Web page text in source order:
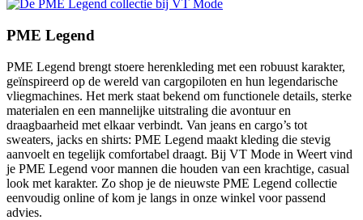
PME Legend
PME Legend brengt stoere herenkleding met een robuust karakter,
geïnspireerd op de wereld van cargopiloten en hun legendarische
vliegmachines. Het merk staat bekend om functionele details, sterke
materialen en een mannelijke uitstraling die avontuur en
draagbaarheid met elkaar verbindt. Van jeans en cargo’s tot
sweaters, jacks en shirts: PME Legend maakt kleding die stevig
aanvoelt en tegelijk comfortabel draagt. Bij VT Mode in Weert vind
je PME Legend voor mannen die houden van een krachtige, casual
look met karakter. Zo shop je de nieuwste PME Legend collectie
eenvoudig online of kom je langs in onze winkel voor passend
advies.